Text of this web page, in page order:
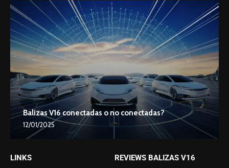
Balizas V16 conectadas o no conectadas?
12/01/2025
LINKS REVIEWS BALIZAS V16